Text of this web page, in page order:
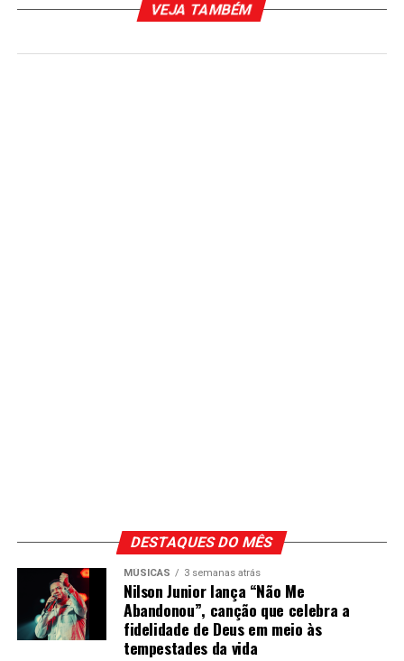
VEJA TAMBÉM
DESTAQUES DO MÊS
MÚSICAS 3 semanas atrás
Nilson Junior lança “Não Me
Abandonou”, canção que celebra a
fidelidade de Deus em meio às
tempestades da vida